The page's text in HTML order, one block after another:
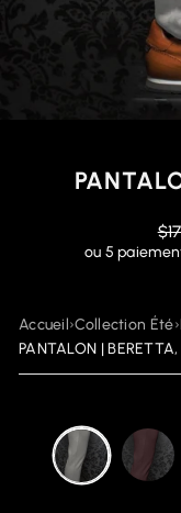
Prix
ou 5
Accueil›Collection Été›
PANTALON |